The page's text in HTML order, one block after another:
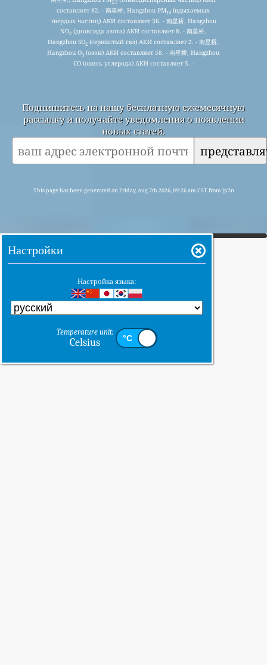
2.5
составляет 82. - 南星桥, Hangzhou PM10 (вдыхаемых
твердых частиц) АКИ составляет 36. - 南星桥, Hangzhou
NO2 (диоксида азота) АКИ составляет 8. - 南星桥,
Hangzhou SO2 (сернистый газ) АКИ составляет 2. - 南星桥,
Hangzhou O3 (озон) АКИ составляет 58. - 南星桥, Hangzhou
CO (окись углерода) АКИ составляет 5. -
Подпишитесь на нашу бесплатную ежемесячную
рассылку и получайте уведомления о появлении
новых статей.
This page has been generated on Friday, Aug 7th 2026, 09:26 am CST from jp2n
Настройки
Настройка языка:
Temperature unit:
Celsius